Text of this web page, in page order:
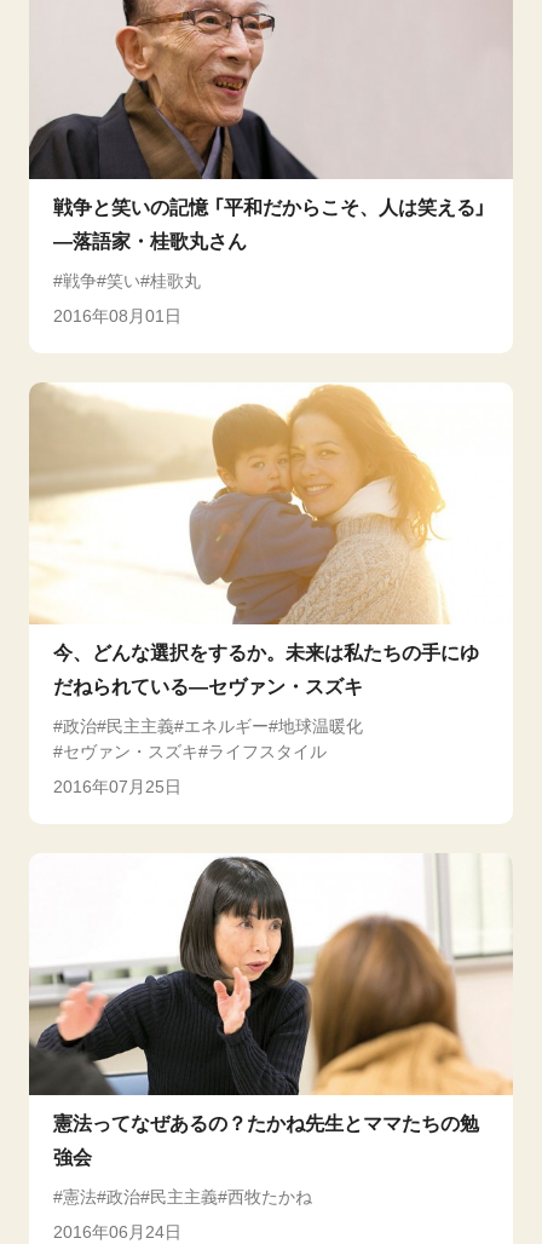
戦争と笑いの記憶 「平和だからこそ、人は笑える」
―落語家・桂歌丸さん
戦争 笑い 桂歌丸
2016年08月01日
今、どんな選択をするか。未来は私たちの手にゆ
だねられている―セヴァン・スズキ
政治 民主主義 エネルギー 地球温暖化
セヴァン・スズキ
ライフスタイル
2016年07月25日
憲法ってなぜあるの？たかね先生とママたちの勉
強会
憲法 政治 民主主義 西牧たかね
2016年06月24日